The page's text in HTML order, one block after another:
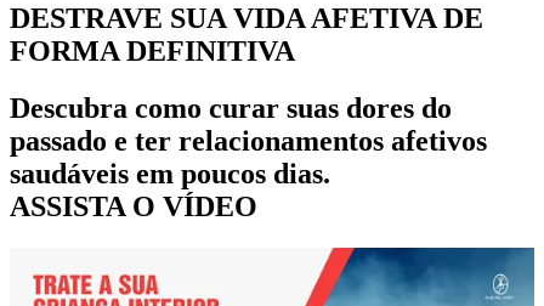
DESTRAVE SUA VIDA AFETIVA DE
FORMA DEFINITIVA
Descubra como curar suas dores do
passado e ter relacionamentos afetivos
saudáveis em poucos dias.
ASSISTA O VÍDEO